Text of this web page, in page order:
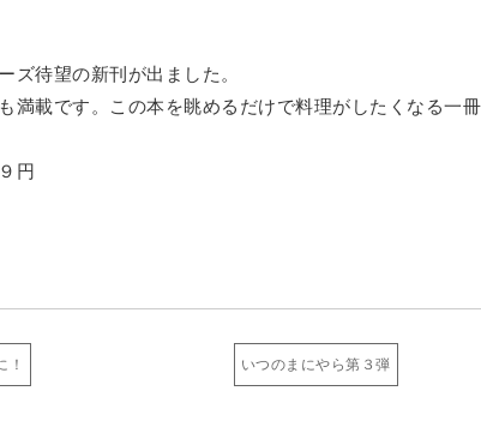
ズ待望の新刊が出ました。
満載です。この本を眺めるだけで料理がしたくなる一
円
！ いつのまにやら第３弾